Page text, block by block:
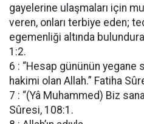
gayelerine ulaşmaları için
veren, onları terbiye eden;
egemenliği altında
1:2.
6 : “Hesap gününün yegane
hakimi olan Allah.” Fatiha
7 : “(Yâ Muhammed) Biz
Sûresi, 108:1.